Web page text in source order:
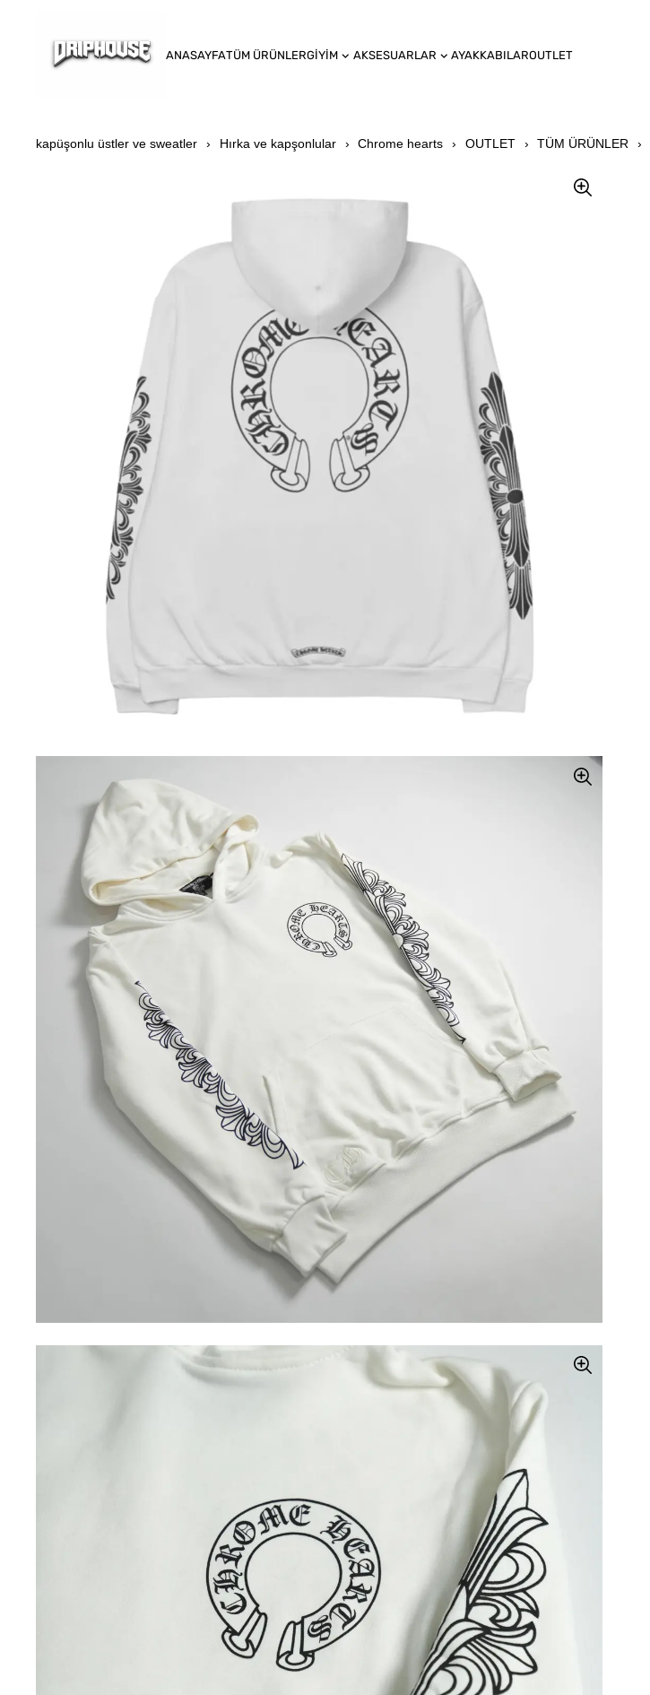
ANASAYFATÜM ÜRÜNLERGİYİM AKSESUARLAR AYAKKABILAROUTLET
kapüşonlu üstler ve sweatler Hırka ve kapşonlular Chrome hearts OUTLET TÜM ÜRÜNLER